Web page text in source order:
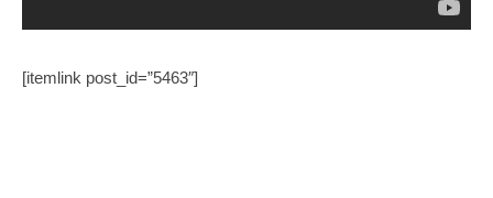
[itemlink post_id=”5463″]